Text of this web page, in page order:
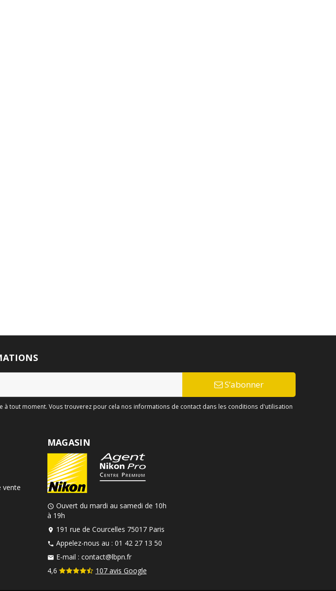
S’abonner
à tout moment. Vous trouverez pour cela nos informations de contact dans les conditions d'utilisation
vente
MAGASIN
schedule Ouvert du mardi au samedi de 10h
à 19h
location_on 191 rue de Courcelles 75017 Paris
phone Appelez-nous au : 01 42 27 13 50
mail E-mail : contact@lbpn.fr
4,6
107 avis Google